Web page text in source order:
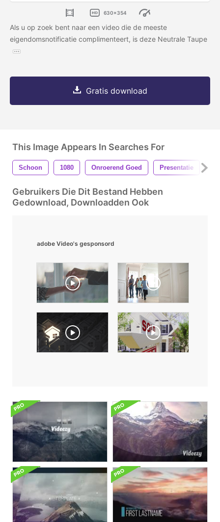
630x354
Als u op zoek bent naar een video die de meeste
eigendomsnotificatie complimenteert, is deze Neutrale Taupe
Gratis download
This Image Appears In Searches For
Schoon 1080 Onroerend Goed Presentatie
Gebruikers Die Dit Bestand Hebben
Gedownload, Downloadden Ook
adobe Video's gesponsord